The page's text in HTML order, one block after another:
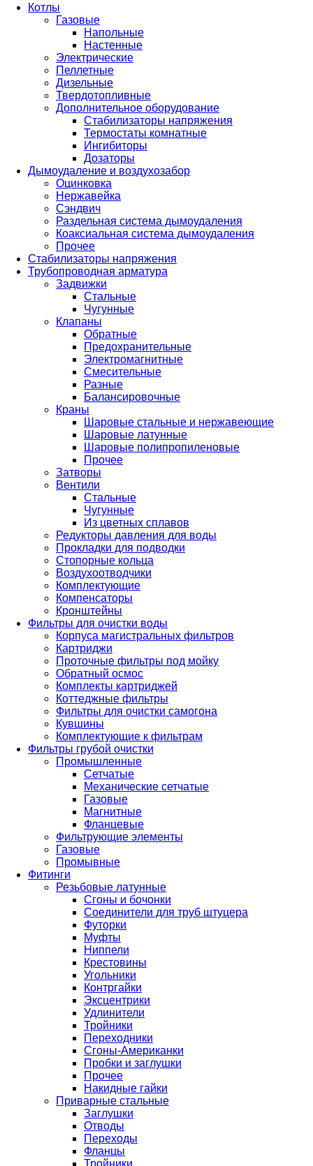
Котлы
Газовые
Напольные
Настенные
Электрические
Пеллетные
Дизельные
Твердотопливные
Дополнительное оборудование
Стабилизаторы напряжения
Термостаты комнатные
Ингибиторы
Дозаторы
Дымоудаление и воздухозабор
Оцинковка
Нержавейка
Сэндвич
Раздельная система дымоудаления
Коаксиальная система дымоудаления
Прочее
Стабилизаторы напряжения
Трубопроводная арматура
Задвижки
Стальные
Чугунные
Клапаны
Обратные
Предохранительные
Электромагнитные
Смесительные
Разные
Балансировочные
Краны
Шаровые стальные и нержавеющие
Шаровые латунные
Шаровые полипропиленовые
Прочее
Затворы
Вентили
Стальные
Чугунные
Из цветных сплавов
Редукторы давления для воды
Прокладки для подводки
Стопорные кольца
Воздухоотводчики
Комплектующие
Компенсаторы
Кронштейны
Фильтры для очистки воды
Корпуса магистральных фильтров
Картриджи
Проточные фильтры под мойку
Обратный осмос
Комплекты картриджей
Коттеджные фильтры
Фильтры для очистки самогона
Кувшины
Комплектующие к фильтрам
Фильтры грубой очистки
Промышленные
Сетчатые
Механические сетчатые
Газовые
Магнитные
Фланцевые
Фильтрующие элементы
Газовые
Промывные
Фитинги
Резьбовые латунные
Сгоны и бочонки
Соединители для труб штуцера
Футорки
Муфты
Ниппели
Крестовины
Угольники
Контргайки
Эксцентрики
Удлинители
Тройники
Переходники
Сгоны-Американки
Пробки и заглушки
Прочее
Накидные гайки
Приварные стальные
Заглушки
Отводы
Переходы
Фланцы
Тройники